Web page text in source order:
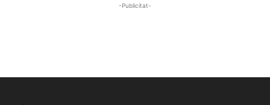
-Publicitat-